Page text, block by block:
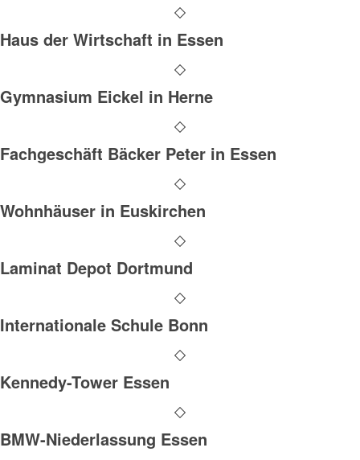
Haus der Wirtschaft in Essen
Gymnasium Eickel in Herne
Fachgeschäft Bäcker Peter in Essen
Wohnhäuser in Euskirchen
Laminat Depot Dortmund
Internationale Schule Bonn
Kennedy-Tower Essen
BMW-Niederlassung Essen